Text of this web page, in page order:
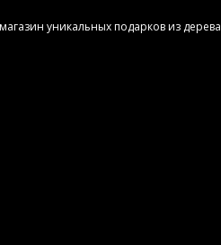
уникальных подарков из дерева